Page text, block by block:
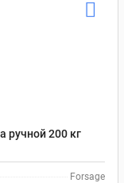
ручной 200 кг
Forsage